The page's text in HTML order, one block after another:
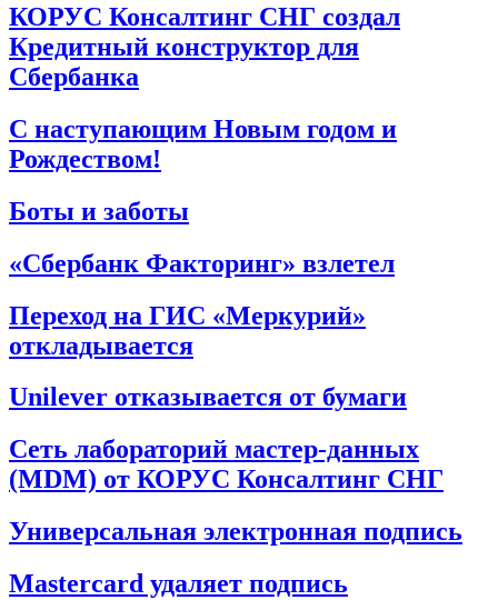
КОРУС Консалтинг СНГ создал
Кредитный конструктор для
Сбербанка
С наступающим Новым годом и
Рождеством!
Боты и заботы
«Сбербанк Факторинг» взлетел
Переход на ГИС «Меркурий»
откладывается
Unilever отказывается от бумаги
Сеть лабораторий мастер-данных
(MDM) от КОРУС Консалтинг СНГ
Универсальная электронная подпись
Mastercard удаляет подпись